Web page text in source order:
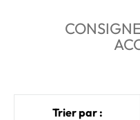
Trier par :